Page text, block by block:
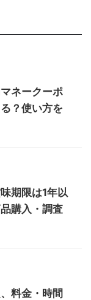
ネークーポ
？使い方を
期限は1年以
購入・調査
料金・時間